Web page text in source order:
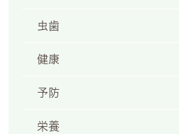
虫歯
健康
予防
栄養